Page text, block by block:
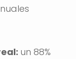
un 88%